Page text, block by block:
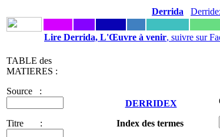
Derrida
Lire Derrida, L'Œuvre à venir, suivre sur
TABLE des
MATIERES :
Source :
Titre :
DERRIDEX
Index des termes